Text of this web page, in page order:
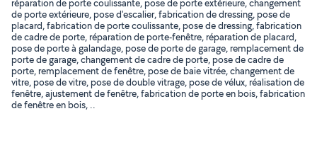
réparation de porte coulissante, pose de porte extérieure, changement
de porte extérieure, pose d'escalier, fabrication de dressing, pose de
placard, fabrication de porte coulissante, pose de dressing, fabrication
de cadre de porte, réparation de porte-fenêtre, réparation de placard,
pose de porte à galandage, pose de porte de garage, remplacement de
porte de garage, changement de cadre de porte, pose de cadre de
porte, remplacement de fenêtre, pose de baie vitrée, changement de
vitre, pose de vitre, pose de double vitrage, pose de vélux, réalisation de
fenêtre, ajustement de fenêtre, fabrication de porte en bois, fabrication
de fenêtre en bois, ..